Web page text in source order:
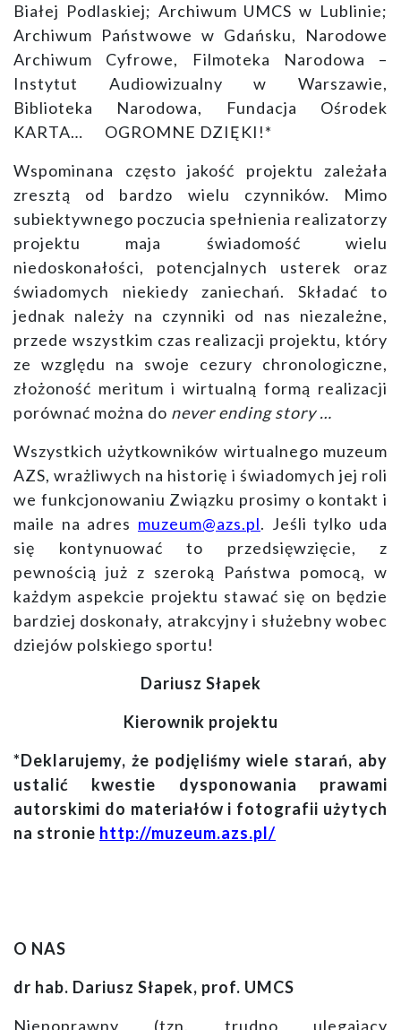
Białej Podlaskiej; Archiwum UMCS w Lublinie;
Archiwum Państwowe w Gdańsku, Narodowe
Archiwum Cyfrowe, Filmoteka Narodowa –
Instytut Audiowizualny w Warszawie,
Biblioteka Narodowa, Fundacja Ośrodek
KARTA… OGROMNE DZIĘKI!*
Wspominana często jakość projektu zależała
zresztą od bardzo wielu czynników. Mimo
subiektywnego poczucia spełnienia realizatorzy
projektu maja świadomość wielu
niedoskonałości, potencjalnych usterek oraz
świadomych niekiedy zaniechań. Składać to
jednak należy na czynniki od nas niezależne,
przede wszystkim czas realizacji projektu, który
ze względu na swoje cezury chronologiczne,
złożoność meritum i wirtualną formą realizacji
porównać można do never ending story …
Wszystkich użytkowników wirtualnego muzeum
AZS, wrażliwych na historię i świadomych jej roli
we funkcjonowaniu Związku prosimy o kontakt i
maile na adres muzeum@azs.pl. Jeśli tylko uda
się kontynuować to przedsięwzięcie, z
pewnością już z szeroką Państwa pomocą, w
każdym aspekcie projektu stawać się on będzie
bardziej doskonały, atrakcyjny i służebny wobec
dziejów polskiego sportu!
Dariusz Słapek
Kierownik projektu
*Deklarujemy, że podjęliśmy wiele starań, aby
ustalić kwestie dysponowania prawami
autorskimi do materiałów i fotografii użytych
na stronie http://muzeum.azs.pl/
O NAS
dr hab. Dariusz Słapek, prof. UMCS
Niepoprawny (tzn. trudno ulegający